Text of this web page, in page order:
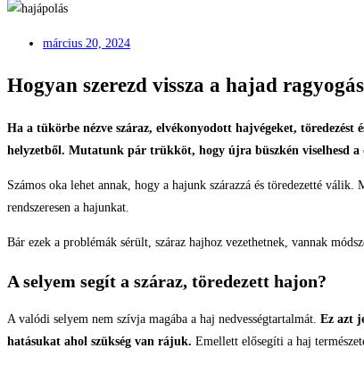
március 20, 2024
Hogyan szerezd vissza a hajad
Ha a tükörbe nézve száraz, elvékonyodott hajvégeket,
helyzetből. Mutatunk pár trükköt, hogy újra büszkén viselhesd a
Számos oka lehet annak, hogy a hajunk szárazzá és töredezetté
rendszeresen a hajunkat.
Bár ezek a problémák sérült, száraz hajhoz vezethetnek, vannak
A selyem segít a száraz, töredezett hajon?
A valódi selyem nem szívja magába a haj nedvességtartalmát. Ez azt
hatásukat ahol szükség van rájuk. Emellett elősegíti a haj